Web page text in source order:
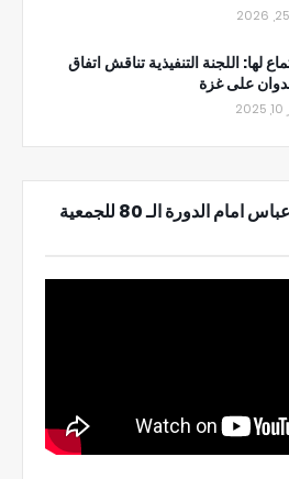
لها: اللجنة التنفيذية تناقش اتفاق
على غزة
خطاب الرئيس محمود عباس امام الدورة الـ 80 للجمعية